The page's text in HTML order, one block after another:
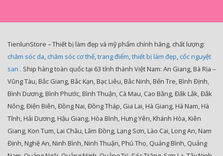
TienlunStore – Thiết bị làm đẹp và mỹ phẩm chính hãng, chất lượng:
chăm sóc da, chăm sóc cơ thể,trang điểm,thiết bị làm đẹp, cốc nguyệt
san . Ship hàng toàn quốc tại 63 tỉnh thành Việt Nam: An Giang, Bà Rịa –
Vũng Tàu, Bắc Giang, Bắc Kạn, Bạc Liêu, Bắc Ninh, Bến Tre, Bình Định,
Bình Dương, Bình Phước, Bình Thuận, Cà Mau, Cao Bằng, Đắk Lắk, Đắk
Nông, Điện Biên, Đồng Nai, Đồng Tháp, Gia Lai, Hà Giang, Hà Nam, Hà
Tĩnh, Hải Dương, Hậu Giang, Hòa Bình, Hưng Yên, Khánh Hòa, Kiên
Giang, Kon Tum, Lai Châu, Lâm Đồng, Lạng Sơn, Lào Cai, Long An, Nam
Định, Nghệ An, Ninh Bình, Ninh Thuận, Phú Thọ, Quảng Bình, Quảng